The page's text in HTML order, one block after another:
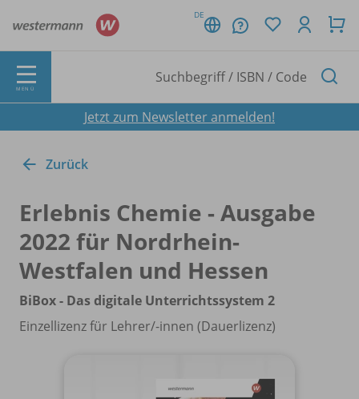
DE
MENÜ
Jetzt zum Newsletter anmelden!
Zurück
Erlebnis Chemie - Ausgabe
2022 für Nordrhein-
Westfalen und Hessen
BiBox - Das digitale Unterrichtssystem 2
Einzellizenz für Lehrer/-innen (Dauerlizenz)